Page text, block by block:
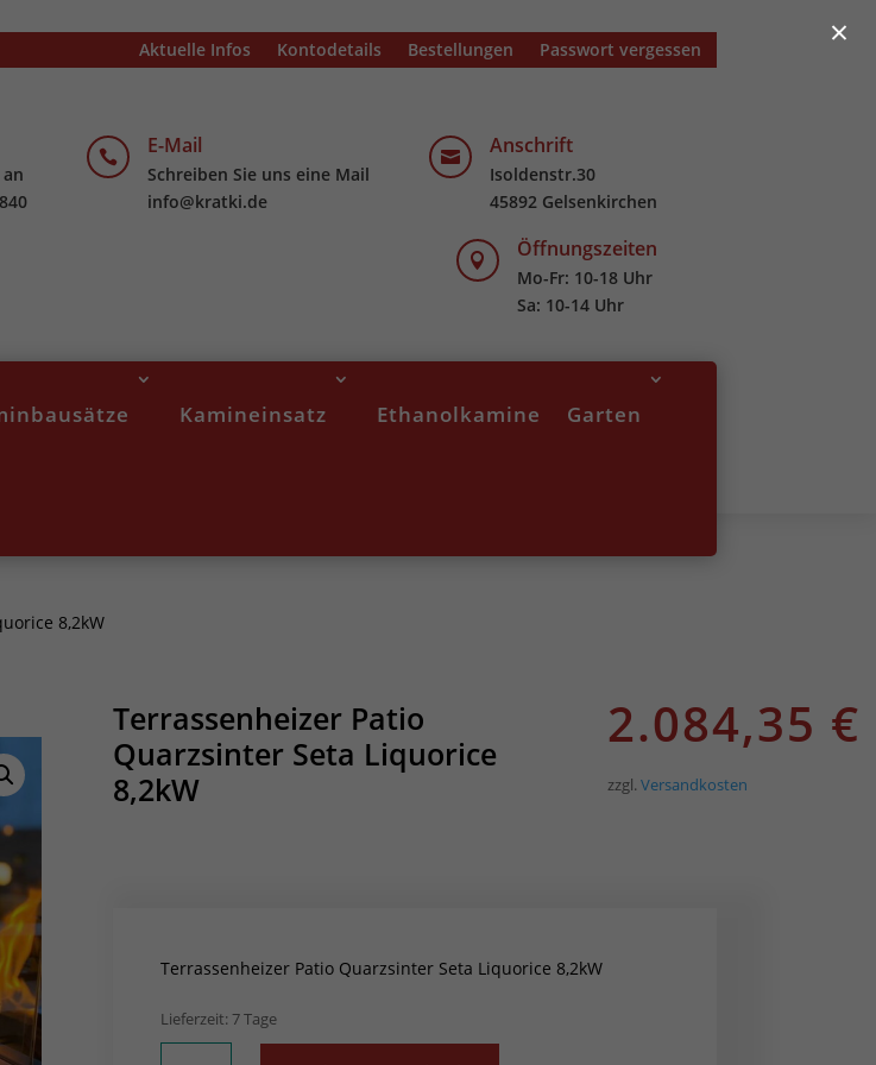
Aktuelle Infos Kontodetails Bestellungen Passwort vergessen
 E-Mail
Schreiben Sie uns eine Mail
info@kratki.de
 Anschrift
Isoldenstr.30
45892 Gelsenkirchen
 Öffnungszeiten
Mo-Fr: 10-18 Uhr
Sa: 10-14 Uhr
Kamineinsatz Ethanolkamine Garten
8,2kW
Terrassenheizer Patio
Quarzsinter Seta Liquorice
8,2kW
2.084,35 €
zzgl. Versandkosten
Terrassenheizer Patio Quarzsinter Seta Liquorice 8,2kW
Lieferzeit: 7 Tage
×